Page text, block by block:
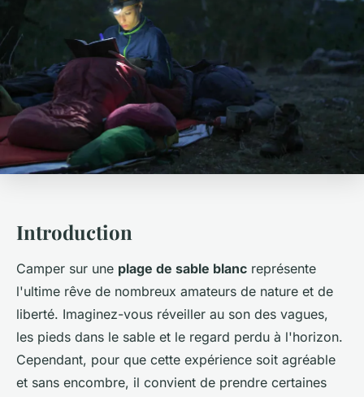
Introduction
Camper sur une plage de sable blanc représente
l'ultime rêve de nombreux amateurs de nature et de
liberté. Imaginez-vous réveiller au son des vagues,
les pieds dans le sable et le regard perdu à l'horizon.
Cependant, pour que cette expérience soit agréable
et sans encombre, il convient de prendre certaines